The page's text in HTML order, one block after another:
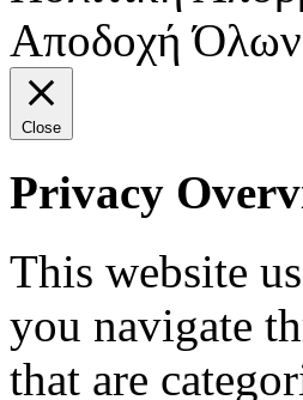
Αποδοχή Όλων
Close
Privacy
This website
you navigate
that are